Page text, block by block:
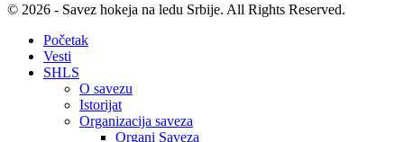
© 2026 - Savez hokeja na ledu Srbije. All Rights Reserved.
Početak
Vesti
SHLS
O savezu
Istorijat
Organizacija saveza
Organi Saveza